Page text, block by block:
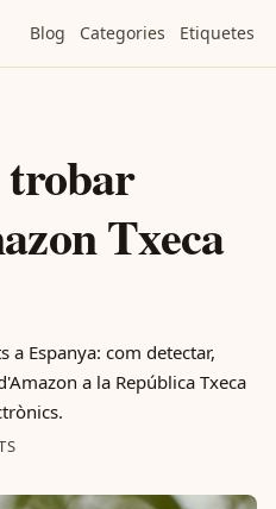
Blog Categories Etiquetes
Txeca
a Espanya: com detectar,
a la República Txeca